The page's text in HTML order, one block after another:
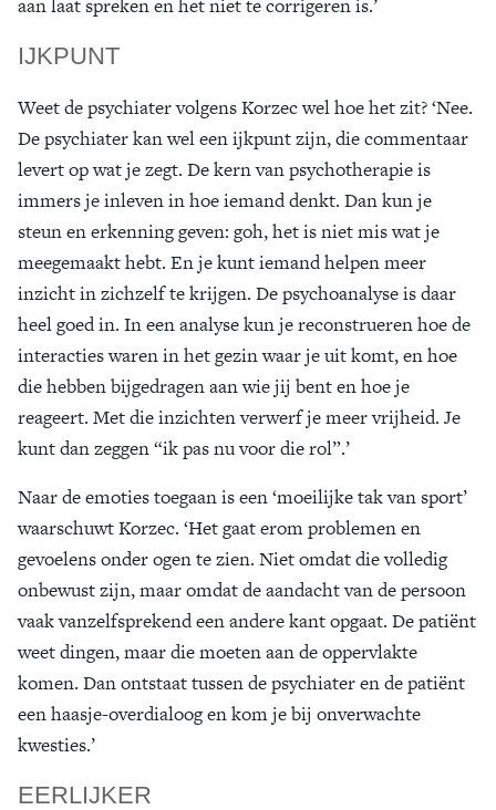
IJKPUNT
Weet de psychiater volgens Korzec wel hoe het zit? ‘Nee.
De psychiater kan wel een ijkpunt zijn, die commentaar
levert op wat je zegt. De kern van psychotherapie is
immers je inleven in hoe iemand denkt. Dan kun je
steun en erkenning geven: goh, het is niet mis wat je
meegemaakt hebt. En je kunt iemand helpen meer
inzicht in zichzelf te krijgen. De psychoanalyse is daar
heel goed in. In een analyse kun je reconstrueren hoe de
interacties waren in het gezin waar je uit komt, en hoe
die hebben bijgedragen aan wie jij bent en hoe je
reageert. Met die inzichten verwerf je meer vrijheid. Je
kunt dan zeggen “ik pas nu voor die rol”.’
Naar de emoties toegaan is een ‘moeilijke tak van sport’
waarschuwt Korzec. ‘Het gaat erom problemen en
gevoelens onder ogen te zien. Niet omdat die volledig
onbewust zijn, maar omdat de aandacht van de persoon
vaak vanzelfsprekend een andere kant opgaat. De patiënt
weet dingen, maar die moeten aan de oppervlakte
komen. Dan ontstaat tussen de psychiater en de patiënt
een haasje-overdialoog en kom je bij onverwachte
kwesties.’
EERLIJKER